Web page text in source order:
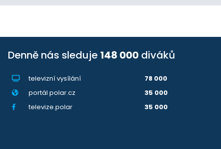
Denně nás sleduje 148 000 diváků
televizní vysílání
78 000
portál polar.cz
35 000
televize.polar
35 000